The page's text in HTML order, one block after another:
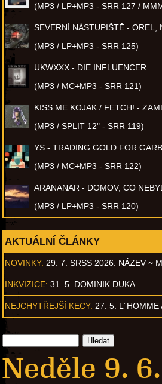
(MP3 / LP+MP3 - SRR 127 /
SEVERNÍ NÁSTUPIŠTĚ - OREL,
(MP3 / LP+MP3 - SRR 125)
UKWXXX - DIE INFLUENCER
(MP3 / MC+MP3 - SRR 121)
KISS ME KOJAK / FETCH! -
(MP3 / SPLIT 12" - SRR 119)
YS - TRADING GOLD FOR
(MP3 / MC+MP3 - SRR 122)
ARANANAR - DOMOV, CO NEBYL
(MP3 / LP+MP3 - SRR 120)
AKTUÁLNÍ ČLÁNKY
NOVINKY: 29. 7. SRSS 2026: NÁZEV ~
INKVIZICE: 31. 5. DOMINIK DUKA
NEJCHYTŘEJŠÍ KECY: 27. 5.
Neděle 9.